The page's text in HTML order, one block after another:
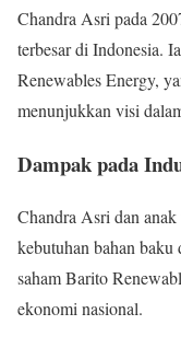
Chandra Asri pada
terbesar di Indonesia.
Renewables Energy,
menunjukkan visi
Dampak pada
Chandra Asri dan
kebutuhan bahan
saham Barito
ekonomi nasional.